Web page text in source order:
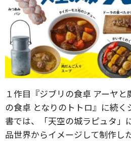
１作目『ジブリの食卓 アーヤ
の食卓 となりのトトロ』に続
書では、「天空の城ラピュタ」
品世界からイメージして制作し